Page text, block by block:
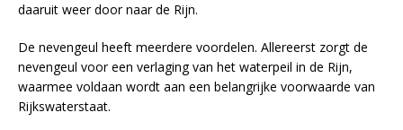
daaruit weer door naar de Rijn.
De nevengeul heeft meerdere voordelen. Allereerst zorgt de
nevengeul voor een verlaging van het waterpeil in de Rijn,
waarmee voldaan wordt aan een belangrijke voorwaarde van
Rijkswaterstaat.